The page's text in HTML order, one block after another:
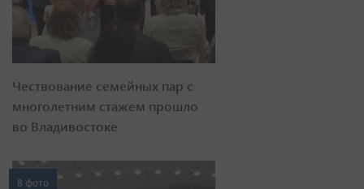
Чествование семейных пар с
многолетним стажем прошло
во Владивостоке
8 фото